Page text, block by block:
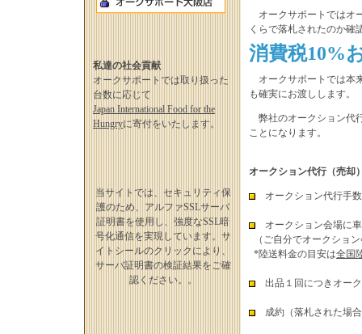
私達の社会貢献
オークサポートでは取り扱った
台数に応じて
Japan International Food for the
Hungryに寄付をいたします。
当サイトでは、セキュリティ保
護のため、アルファSSLサーバ
証明書を使用し、強度なSSL暗
号化通信を実現しています。サ
イトシールのクリックにより、
サーバ証明書の検証結果をご確
認ください。。
オークサポートではオ
くらで落札されたのか確
消費税10%
オークサポートでは本
も確実にお渡しします。
弊社のオークション代
ことになります。
オークション代行（売却
オークション代行手
オークション会場に
（ご自分でオークショ
*陸送料金の目安は全国
出品１回につきオー
成約（落札された場